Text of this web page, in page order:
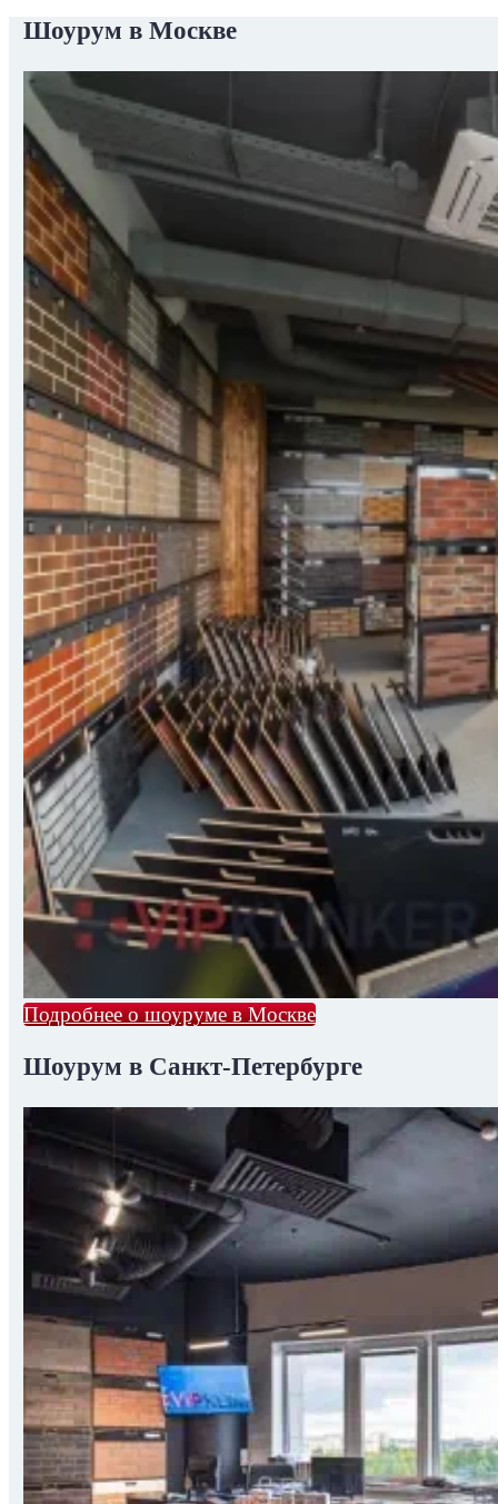
Шоурум в Москве
Подробнее о шоуруме в Москве
Шоурум в Санкт-Петербурге